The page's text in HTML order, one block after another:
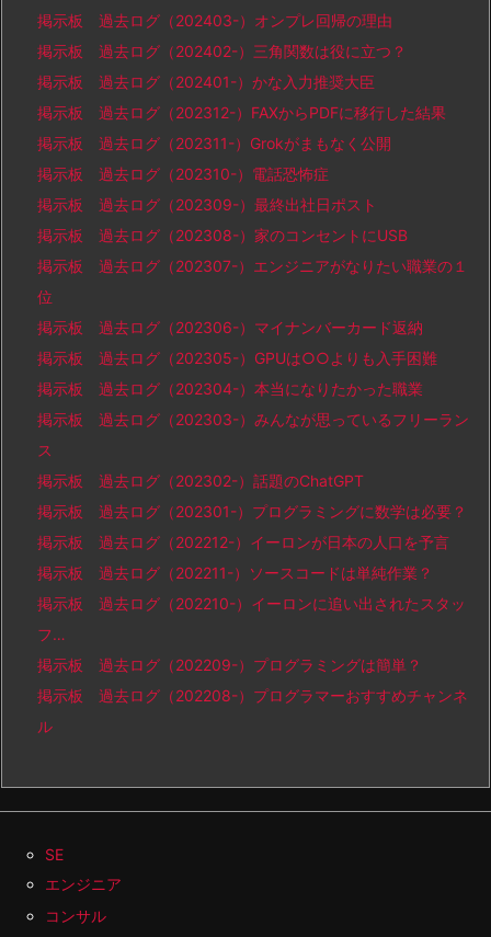
掲示板 過去ログ（202403-）オンプレ回帰の理由
掲示板 過去ログ（202402-）三角関数は役に立つ？
掲示板 過去ログ（202401-）かな入力推奨大臣
掲示板 過去ログ（202312-）FAXからPDFに移行した結果
掲示板 過去ログ（202311-）Grokがまもなく公開
掲示板 過去ログ（202310-）電話恐怖症
掲示板 過去ログ（202309-）最終出社日ポスト
掲示板 過去ログ（202308-）家のコンセントにUSB
掲示板 過去ログ（202307-）エンジニアがなりたい職業の１
位
掲示板 過去ログ（202306-）マイナンバーカード返納
掲示板 過去ログ（202305-）GPUは○○よりも入手困難
掲示板 過去ログ（202304-）本当になりたかった職業
掲示板 過去ログ（202303-）みんなが思っているフリーラン
ス
掲示板 過去ログ（202302-）話題のChatGPT
掲示板 過去ログ（202301-）プログラミングに数学は必要？
掲示板 過去ログ（202212-）イーロンが日本の人口を予言
掲示板 過去ログ（202211-）ソースコードは単純作業？
掲示板 過去ログ（202210-）イーロンに追い出されたスタッ
フ…
掲示板 過去ログ（202209-）プログラミングは簡単？
掲示板 過去ログ（202208-）プログラマーおすすめチャンネ
ル
SE
エンジニア
コンサル